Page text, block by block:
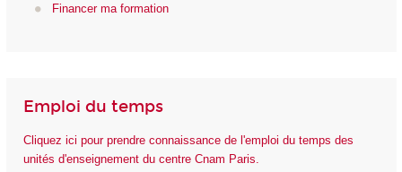
Financer ma formation
Emploi du temps
Cliquez ici pour prendre connaissance de l'emploi du temps des
unités d'enseignement du centre Cnam Paris.